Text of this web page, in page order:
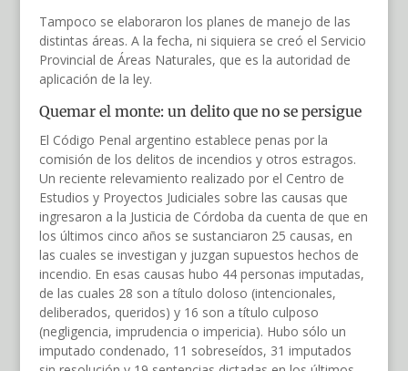
Tampoco se elaboraron los planes de manejo de las
distintas áreas. A la fecha, ni siquiera se creó el Servicio
Provincial de Áreas Naturales, que es la autoridad de
aplicación de la ley.
Quemar el monte: un delito que no se persigue
El Código Penal argentino establece penas por la
comisión de los delitos de incendios y otros estragos.
Un reciente relevamiento realizado por el Centro de
Estudios y Proyectos Judiciales sobre las causas que
ingresaron a la Justicia de Córdoba da cuenta de que en
los últimos cinco años se sustanciaron 25 causas, en
las cuales se investigan y juzgan supuestos hechos de
incendio. En esas causas hubo 44 personas imputadas,
de las cuales 28 son a título doloso (intencionales,
deliberados, queridos) y 16 son a título culposo
(negligencia, imprudencia o impericia). Hubo sólo un
imputado condenado, 11 sobreseídos, 31 imputados